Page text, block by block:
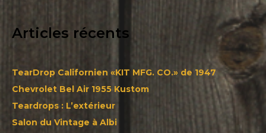
Articles récents
TearDrop Californien «KIT MFG. CO.» de 1947
Chevrolet Bel Air 1955 Kustom
Teardrops : L’extérieur
Salon du Vintage à Albi